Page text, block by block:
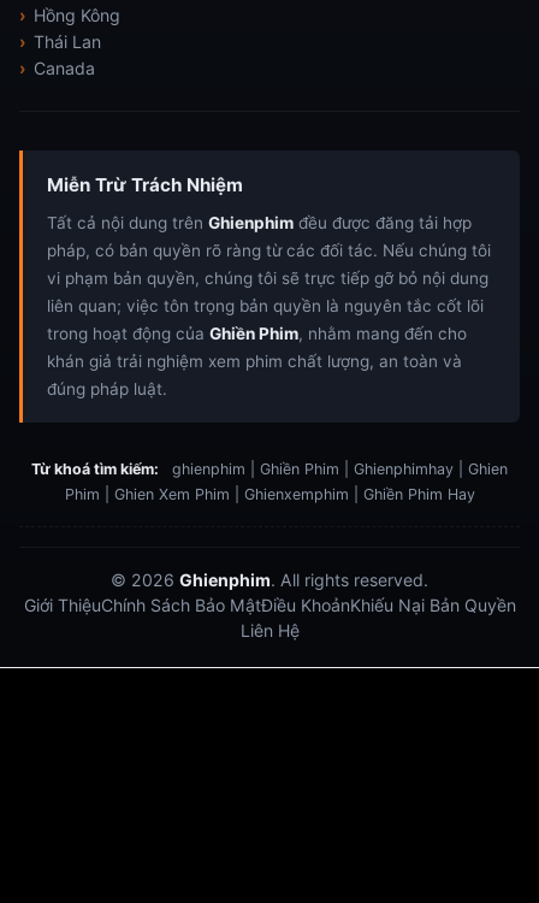
Hồng Kông
Thái Lan
Canada
Miễn Trừ Trách Nhiệm
Tất cả nội dung trên Ghienphim đều được đăng tải hợp
pháp, có bản quyền rõ ràng từ các đối tác. Nếu chúng tôi
vi phạm bản quyền, chúng tôi sẽ trực tiếp gỡ bỏ nội dung
liên quan; việc tôn trọng bản quyền là nguyên tắc cốt lõi
trong hoạt động của Ghiền Phim, nhằm mang đến cho
khán giả trải nghiệm xem phim chất lượng, an toàn và
đúng pháp luật.
Từ khoá tìm kiếm:
ghienphim | Ghiền Phim | Ghienphimhay | Ghien
Phim | Ghien Xem Phim | Ghienxemphim | Ghiền Phim Hay
© 2026 Ghienphim. All rights reserved.
Giới ThiệuChính Sách Bảo MậtĐiều KhoảnKhiếu Nại Bản Quyền
Liên Hệ